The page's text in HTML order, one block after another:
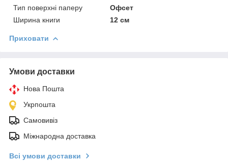
Тип поверхні паперу
Офсет
Ширина книги
12 см
Приховати
Умови доставки
Нова Пошта
Укрпошта
Самовивіз
Міжнародна доставка
Всі умови доставки